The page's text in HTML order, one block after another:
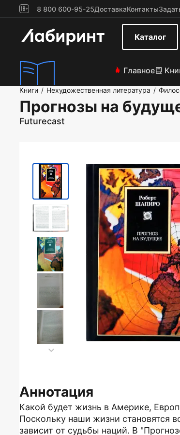
8 800 600-95-25ДоставкаКонтакты
Каталог
Главное
Книги / Нехудожественная литература /
Прогнозы на
Futurecast
Аннотация
Какой будет жизнь в Америке,
Поскольку наши жизни становятся
зависит от судьбы наций. В